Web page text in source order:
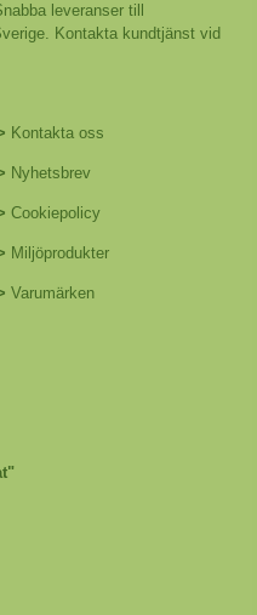
leveranser till
Kontakta kundtjänst vid
Kontakta oss
Nyhetsbrev
Cookiepolicy
Miljöprodukter
Varumärken